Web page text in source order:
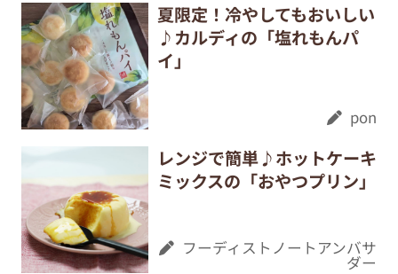
夏限定！冷やしてもおいしい
♪カルディの「塩れもんパ
イ」
pon
レンジで簡単♪ホットケーキ
ミックスの「おやつプリン」
フーディストノートアンバサ
ダー